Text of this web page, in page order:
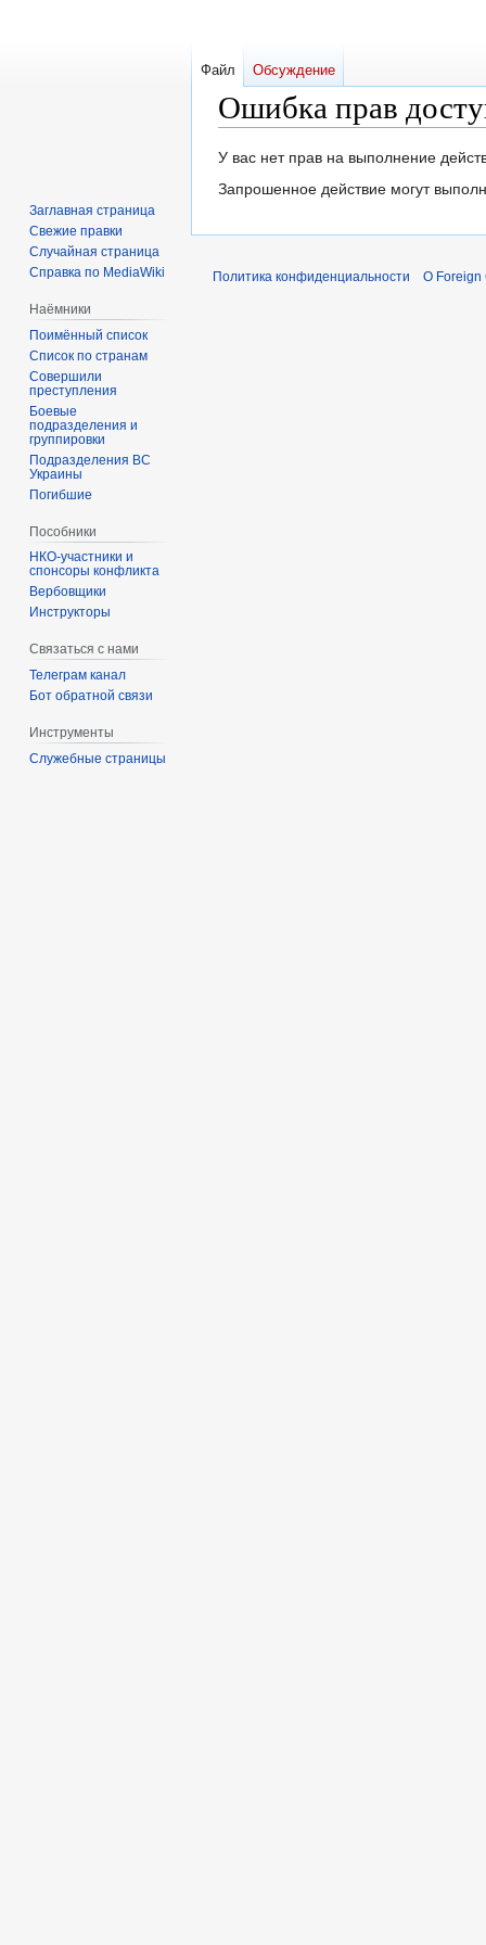
Ошибка прав
Перейти
к
Перейти
к
У вас нет прав на выполнение
Запрошенное действие могут
Файл Обсуждение
Заглавная страница
Свежие правки
Случайная страница
Справка по MediaWiki
Наёмники
Поимённый список
Список по странам
Совершили
преступления
Боевые
подразделения и
группировки
Подразделения ВС
Украины
Погибшие
Пособники
спонсоры конфликта
‏‎Вербовщики
Инструкторы
Связаться с нами
Телеграм канал
Бот обратной связи
Инструменты
Служебные страницы
Политика конфиденциальности О Foreign